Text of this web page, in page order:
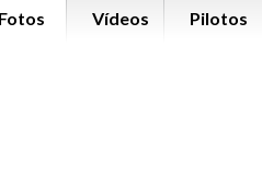
Fotos Vídeos Pilotos